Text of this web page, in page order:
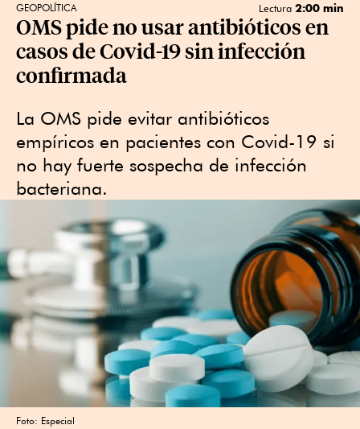
GEOPOLÍTICA Lectura 2:00 min
OMS pide no usar antibióticos en
casos de Covid-19 sin infección
confirmada
La OMS pide evitar antibióticos
empíricos en pacientes con Covid-19 si
no hay fuerte sospecha de infección
bacteriana.
Foto: Especial